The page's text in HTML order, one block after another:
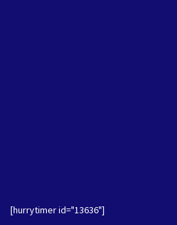
[hurrytimer id="13636"]